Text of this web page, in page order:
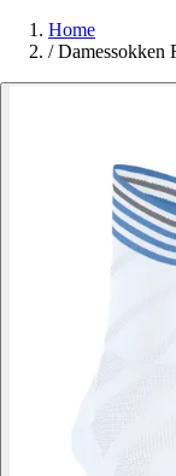
Home
/ Damessokken